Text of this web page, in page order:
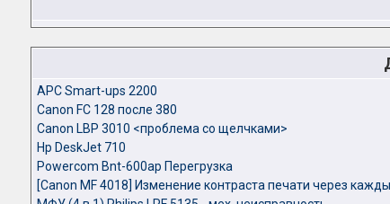
APC Smart-ups 2200
Canon FC 128 после 380
Canon LBP 3010 <проблема со щелчками>
Hp DeskJet 710
Powercom Bnt-600ap Перегрузка
[Canon MF 4018] Изменение контраста печати через